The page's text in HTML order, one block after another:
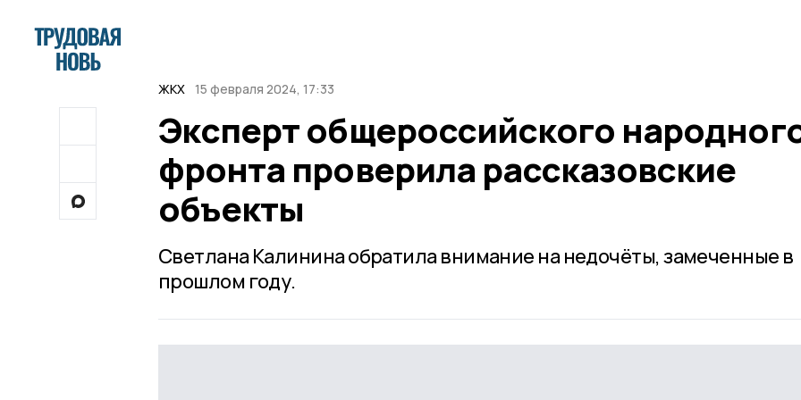
ЖКХ 15 февраля 2024, 17:33
Эксперт общероссийского
фронта проверила рассказовские
объекты
Светлана Калинина обратила внимание на недочёты, замеченные в
прошлом году.